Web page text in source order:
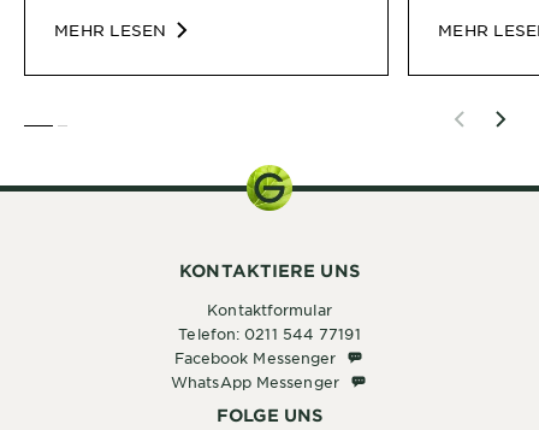
nur zuverlässig schützt, sondern
Sonnenbaden richtig schützt,
erfährst Du jetzt!
MEHR LESEN MEHR
KONTAKTIERE UNS
Kontaktformular
Telefon: 0211 544 77191
Facebook Messenger Facebook Messenger
WhatsApp MessengerWhatsApp Messenger
FOLGE UNS